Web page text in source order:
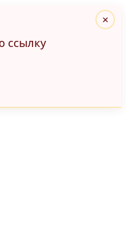
ссылку
×